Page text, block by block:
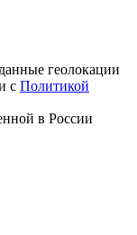
геолокации
с Политикой
в России